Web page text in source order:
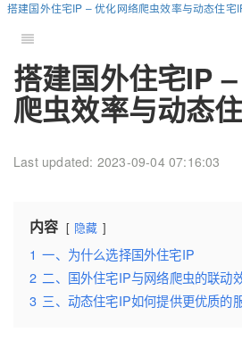
搭建国外住宅IP – 优化网络爬虫效率与动态住宅
搭建国外住宅IP
爬虫效率与动态
Last updated: 2023-09-04 07:16:03
内容 隐藏
1 一、为什么选择国外住宅IP
2 二、国外住宅IP与网络爬虫的联动
3 三、动态住宅IP如何提供更优质的